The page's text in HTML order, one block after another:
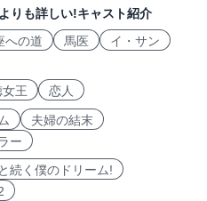
りも詳しい!キャスト紹介
への道 馬医
イ・サン
王 恋人
夫婦の結末
ー
続く僕のドリーム!